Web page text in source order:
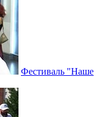
Фестиваль "Наше